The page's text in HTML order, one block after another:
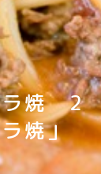
ラ焼 2
焼」